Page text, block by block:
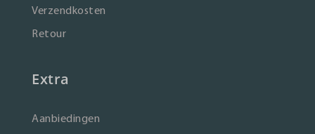
Verzendkosten
Retour
Extra
Aanbiedingen